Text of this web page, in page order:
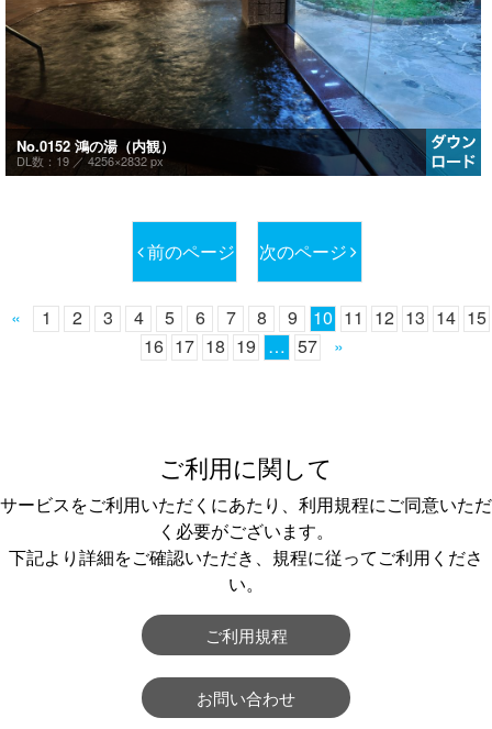
No.0152 鴻の湯（内観）
DL数：19 ／ 4256×2832 px
前のページ 次のページ
« 1 2 3 4 5 6 7 8 9 10 11 12 13 14 15
16 17 18 19 … 57 »
ご利用に関して
サービスをご利用いただくにあたり、利用規程にご同意いただ
く必要がございます。
下記より詳細をご確認いただき、規程に従ってご利用くださ
い。
ご利用規程
お問い合わせ